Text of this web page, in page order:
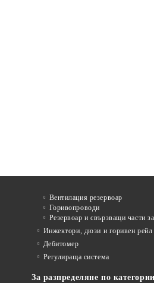
Вентилация резервоар
Горивопроводи
Резервоар и свързващи части
Инжектори, дюзи и горивен рейл
Дебитомер
Регулираща система
За разпределяне по категории